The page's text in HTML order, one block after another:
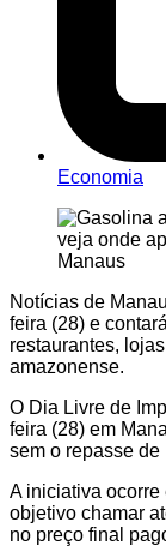
Economia
Notícias de
feira (28) e
restaurantes,
amazonense.
O Dia Livre de
feira (28) em
sem o repasse
A iniciativa
objetivo chamar
no preço final